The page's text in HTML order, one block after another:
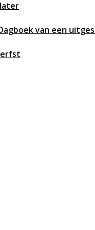
van een